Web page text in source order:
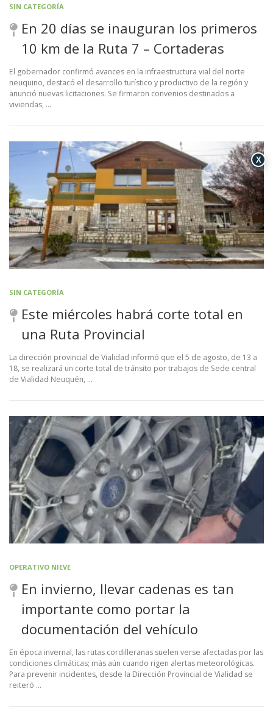
a
SIN CATEGORÍA
En 20 días se inauguran los primeros
10 km de la Ruta 7 – Cortaderas
El gobernador confirmó avances en la infraestructura vial del norte
neuquino, destacó el desarrollo turístico y productivo de la región y
anunció nuevas licitaciones. Se firmaron convenios destinados a
viviendas, …
SIN CATEGORÍA
Este miércoles habrá corte total en
una Ruta Provincial
La dirección provincial de Vialidad informó que el 5 de agosto, de 13 a
18, se realizará un corte total de tránsito por trabajos de Sede central
de Vialidad Neuquén, …
OPERATIVO NIEVE
En invierno, llevar cadenas es tan
importante como portar la
documentación del vehículo
En época invernal, las rutas cordilleranas suelen verse afectadas por las
condiciones climáticas; más aún cuando rigen alertas meteorológicas.
Para prevenir incidentes, desde la Dirección Provincial de Vialidad se
reiteró …
X